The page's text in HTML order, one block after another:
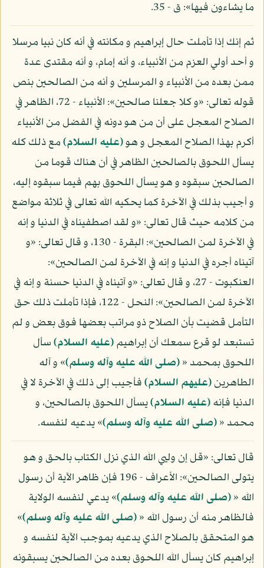
ما يشاءون فيها»: ق - 35.
ثم إنك إذا تأملت حال إبراهيم و مكانته في أنه كان نبيا مرسلا
و أحد أولي العزم من الأنبياء، و أنه إمام، و أنه مقتدى عدة
ممن بعده من الأنبياء و المرسلين و أنه من الصالحين بنص
قوله تعالى: «و كلا جعلنا صالحين»: الأنبياء - 72، الظاهر في
الصلاح المعجل على أن من هو دونه في الفضل من الأنبياء
أكرم بهذا الصلاح المعجل و هو(عليه السلام)مع ذلك كله
يسأل اللحوق بالصالحين الظاهر في أن هناك قوما من
الصالحين سبقوه و هو يسأل اللحوق بهم فيما سبقوه إليه،
و أجيب بذلك في الآخرة كما يحكيه الله تعالى في ثلاثة مواضع
من كلامه حيث قال تعالى: «و لقد اصطفيناه في الدنيا و إنه
في الآخرة لمن الصالحين»: البقرة - 130، و قال تعالى: «و
آتيناه أجره في الدنيا و إنه في الآخرة لمن الصالحين»:
العنكبوت - 27، و قال تعالى: «و آتيناه في الدنيا حسنة و إنه في
الآخرة لمن الصالحين»: النحل - 122، فإذا تأملت ذلك حق
التأمل قضيت بأن الصلاح ذو مراتب بعضها فوق بعض و لم
تستبعد لو قرع سمعك أن إبراهيم(عليه السلام)سأل
اللحوق بمحمد «(صلى الله عليه وآله وسلم)» و آله
الطاهرين(عليهم السلام)فأجيب إلى ذلك في الآخرة لا في
الدنيا فإنه(عليه السلام)يسأل اللحوق بالصالحين، و
محمد «(صلى الله عليه وآله وسلم)» يدعيه لنفسه.
قال تعالى: «قل إن وليي الله الذي نزل الكتاب بالحق و هو
يتولى الصالحين»: الأعراف - 196 فإن ظاهر الآية أن رسول
الله «(صلى الله عليه وآله وسلم)» يدعي لنفسه الولاية
فالظاهر منه أن رسول الله «(صلى الله عليه وآله وسلم)»
هو المتحقق بالصلاح الذي يدعيه بموجب الآية لنفسه و
إبراهيم كان يسأل الله اللحوق بعده من الصالحين يسبقونه